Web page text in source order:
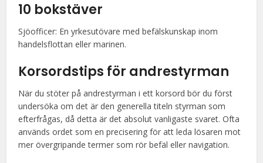
10 bokstäver
Sjöofficer: En yrkesutövare med befälskunskap inom
handelsflottan eller marinen.
Korsordstips för andrestyrman
När du stöter på andrestyrman i ett korsord bör du först
undersöka om det är den generella titeln styrman som
efterfrågas, då detta är det absolut vanligaste svaret. Ofta
används ordet som en precisering för att leda lösaren mot
mer övergripande termer som rör befäl eller navigation.